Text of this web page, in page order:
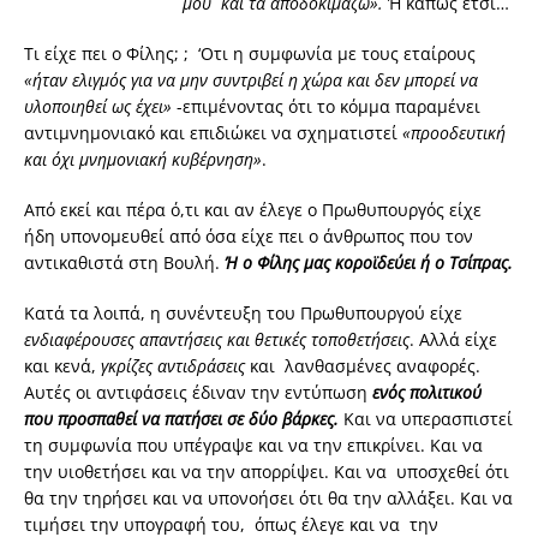
Τι είχε πει ο Φίλης; ; ‘Οτι η συμφωνία με τους εταίρους
«ήταν ελιγμός για να μην συντριβεί η χώρα και δεν μπορεί να
υλοποιηθεί ως έχει» -επιμένοντας ότι το κόμμα παραμένει
αντιμνημονιακό και επιδιώκει να σχηματιστεί «προοδευτική
και όχι μνημονιακή κυβέρνηση».
Από εκεί και πέρα ό,τι και αν έλεγε ο Πρωθυπουργός είχε
ήδη υπονομευθεί από όσα είχε πει ο άνθρωπος που τον
αντικαθιστά στη Βουλή. Ή ο Φίλης μας κοροϊδεύει ή ο Τσίπρας.
Κατά τα λοιπά, η συνέντευξη του Πρωθυπουργού είχε
ενδιαφέρουσες απαντήσεις και θετικές τοποθετήσεις. Αλλά είχε
και κενά, γκρίζες αντιδράσειςκαι λανθασμένες αναφορές.
Αυτές οι αντιφάσεις έδιναν την εντύπωση ενός πολιτικού
που προσπαθεί να πατήσει σε δύο βάρκες. Και να υπερασπιστεί
τη συμφωνία που υπέγραψε και να την επικρίνει. Και να
την υιοθετήσει και να την απορρίψει. Και να υποσχεθεί ότι
θα την τηρήσει και να υπονοήσει ότι θα την αλλάξει. Και να
τιμήσει την υπογραφή του, όπως έλεγε και να την